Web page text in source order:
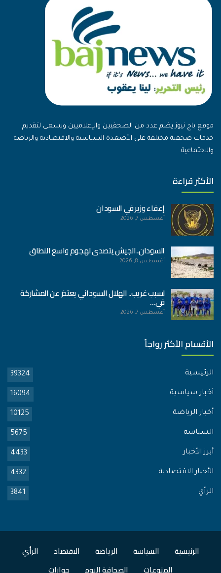
موقع باج نيوز يضم عدد من الصحفيين والإعلاميين ويسعى لتقديم
خدمات صحفية مختلفة على الأصعدة السياسية والاقتصادية والرياضة
والاجتماعية
الأكثر قراءة
إعفاء وزير في السودان
أغسطس 7, 2026
السودان..الجيش يتصدى لهجوم واسع النطاق
أغسطس 8, 2026
لسبب غريب.. الهلال السوداني يعتذر عن المشاركة
في…
أغسطس 7, 2026
الأقسام الأكثر رواجاً
الرئيسية 39324
أخبار سياسية 16094
أخبار الرياضة 10125
السياسة 5675
أبرز الأخبار 4433
الأخبار الاقتصادية 4332
الرأي 3841
الرئيسية السياسة الرياضة الاقتصاد
الرأي
المنوعات
الصحافة اليوم حوارات